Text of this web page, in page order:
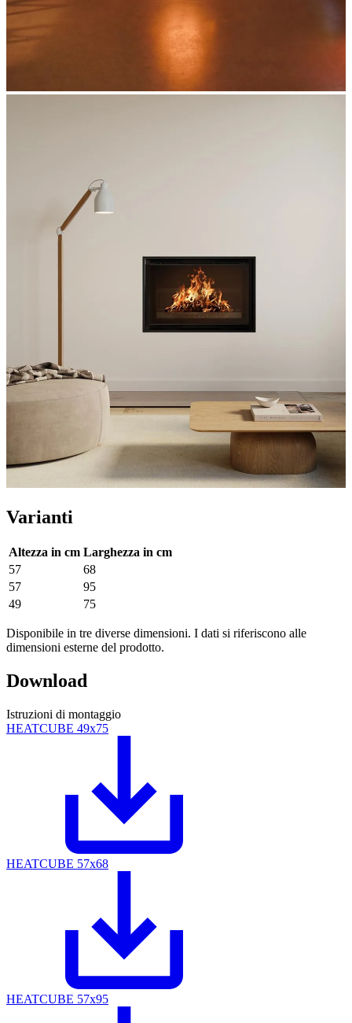
Varianti
Altezza in cm Larghezza in cm
57
68
57
95
49
75
Disponibile in tre diverse dimensioni. I dati si riferiscono alle
dimensioni esterne del prodotto.
Download
Istruzioni di montaggio
HEATCUBE 49x75
HEATCUBE 57x68
HEATCUBE 57x95